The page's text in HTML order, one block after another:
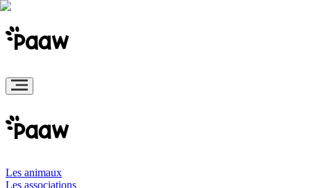
Les animaux
Les associations